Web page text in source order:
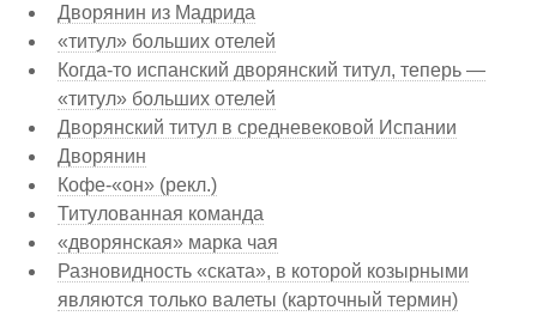
Дворянин из Мадрида
«титул» больших отелей
Когда-то испанский дворянский титул, теперь —
«титул» больших отелей
Дворянский титул в средневековой Испании
Дворянин
Кофе-«он» (рекл.)
Титулованная команда
«дворянская» марка чая
Разновидность «ската», в которой козырными
являются только валеты (карточный термин)